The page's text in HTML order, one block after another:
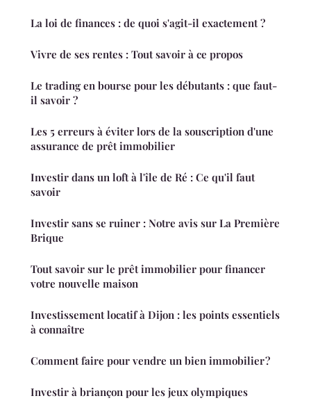
La loi de finances : de quoi s'agit-il exactement ?
Vivre de ses rentes : Tout savoir à ce propos
Le trading en bourse pour les débutants : que faut-
il savoir ?
Les 5 erreurs à éviter lors de la souscription d'une
assurance de prêt immobilier
Investir dans un loft à l'île de Ré : Ce qu'il faut
savoir
Investir sans se ruiner : Notre avis sur La Première
Brique
Tout savoir sur le prêt immobilier pour financer
votre nouvelle maison
Investissement locatif à Dijon : les points essentiels
à connaître
Comment faire pour vendre un bien immobilier ?
Investir à briançon pour les jeux olympiques